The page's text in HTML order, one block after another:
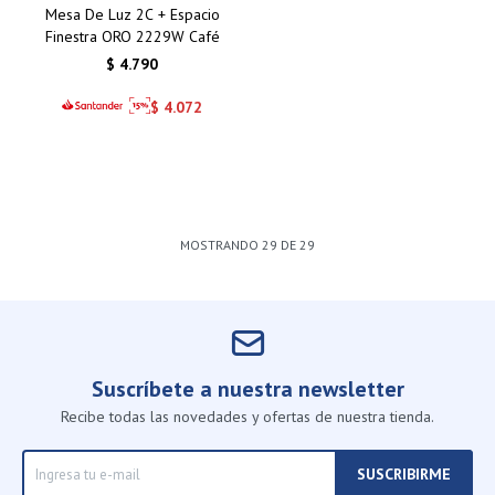
Mesa De Luz 2C + Espacio
Finestra ORO 2229W Café
$ 4.790
$ 4.072
MOSTRANDO 29 DE 29
Suscríbete a nuestra newsletter
Recibe todas las novedades y ofertas de nuestra tienda.
SUSCRIBIRME